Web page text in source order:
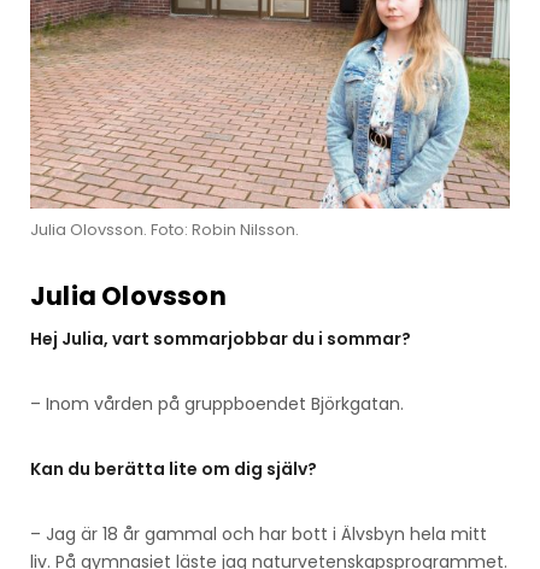
Julia Olovsson. Foto: Robin Nilsson.
Julia Olovsson
Hej Julia, vart sommarjobbar du i sommar?
– Inom vården på gruppboendet Björkgatan.
Kan du berätta lite om dig själv?
– Jag är 18 år gammal och har bott i Älvsbyn hela mitt
liv. På gymnasiet läste jag naturvetenskapsprogrammet.